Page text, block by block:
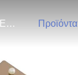
Περίπου Εμείς Προϊόντα